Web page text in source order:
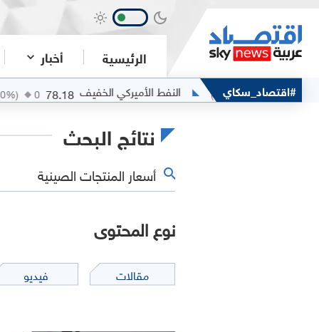
الرئيسية أخبار
#اقتصاد_سكاي
(0%) النفط الأميركي الخفيف 78.18
0
(0%)
نتائج البحث
نوع المحتوى
مقالات فيديو